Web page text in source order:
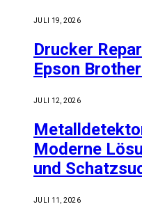
JULI 19, 2026
Drucker
Epson
JULI 12, 2026
Moderne
und
JULI 11, 2026